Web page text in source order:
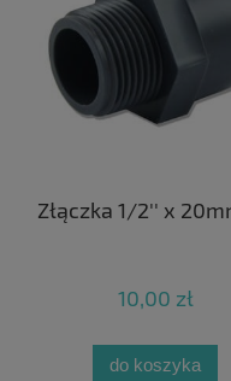
Złączka 1/2'' x
10,00 zł
do koszyka